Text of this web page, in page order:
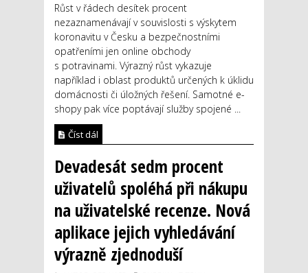
Růst v řádech desítek procent
nezaznamenávají v souvislosti s výskytem
koronavitu v Česku a bezpečnostními
opatřeními jen online obchody
s potravinami. Výrazný růst vykazuje
například i oblast produktů určených k úklidu
domácnosti či úložných řešení. Samotné e-
shopy pak více poptávají služby spojené ...
Číst dál
Devadesát sedm procent
uživatelů spoléhá při nákupu
na uživatelské recenze. Nová
aplikace jejich vyhledávání
výrazně zjednoduší